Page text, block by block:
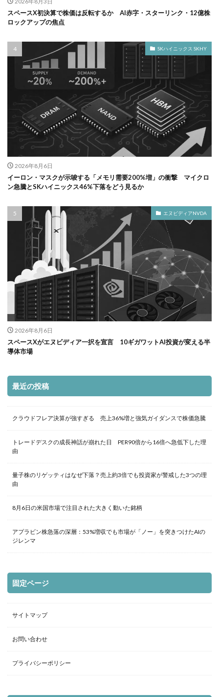
スペースX初決算で株価は反転するか AI赤字・スターリンク・12億株
ロックアップの焦点
SKハイニックス SKHY
2026年8月6日
イーロン・マスクが示唆する「メモリ需要200%増」の衝撃 マイクロ
ン急騰とSKハイニックス46%下落をどう見るか
エヌビディアNVDA
2026年8月6日
スペースXがエヌビディア一択を宣言 10ギガワットAI投資が変える半
導体市場
最近の投稿
クラウドフレア決算が強すぎる 売上36%増と強気ガイダンスで株価急騰
トレードデスクの成長神話が崩れた日 PER90倍から16倍へ急低下した理
由
量子株のリゲッティはなぜ下落？売上約3倍でも投資家が警戒した3つの理
由
8月6日の米国市場で注目された大きく動いた銘柄
アプラビン株急落の深層：53%増収でも市場が「ノー」を突きつけたAIの
ジレンマ
固定ページ
サイトマップ
お問い合わせ
プライバシーポリシー